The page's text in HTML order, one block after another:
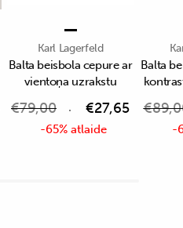
Karl Lagerfeld
Balta beisbola cepure ar
vientoņa uzrakstu
€79,00 €27,65
-65% atlaide
Balta
€
-